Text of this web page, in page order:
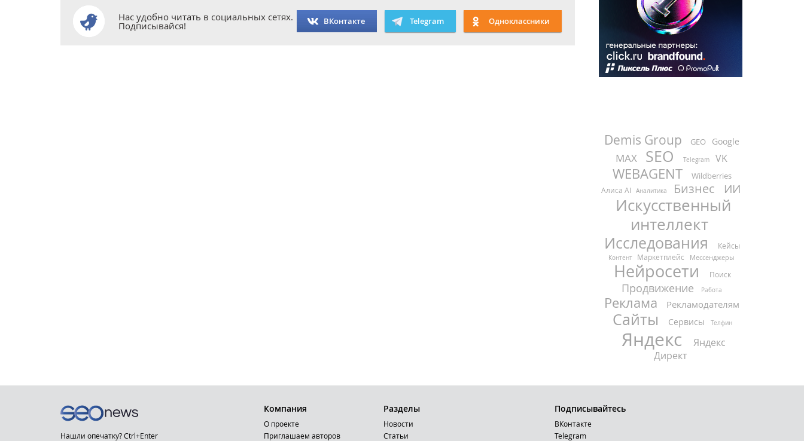
Нас удобно читать в социальных сетях.
Подписывайся! ВКонтакте Telegram Одноклассники
Demis Group GEO Google
MAX SEO Telegram VK
WEBAGENT Wildberries
Алиса AI Аналитика Бизнес ИИ
Искусственный
интеллект
Исследования Кейсы
Контент Маркетплейс Мессенджеры
Нейросети Поиск
Продвижение Работа
Реклама Рекламодателям
Сайты Сервисы Телфин
Яндекс
Яндекс
Директ
Нашли опечатку? Ctrl+Enter
Компания
О проекте
Приглашаем авторов
Разделы
Новости
Статьи
Подписывайтесь
ВКонтакте
Telegram